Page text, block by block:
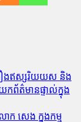
ឿងឥស្សរិយយស និង
កព័ត៌មានផ្ទាល់ក្នុង
សេង ក្នុងកម្ម